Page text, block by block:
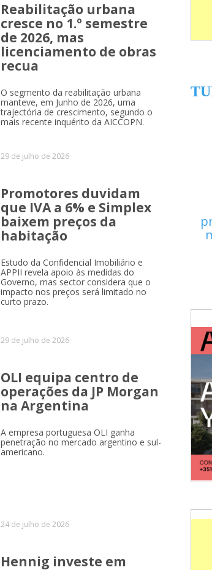
Reabilitação urbana
cresce no 1.º semestre
de 2026, mas
licenciamento de obras
recua
O segmento da reabilitação urbana
manteve, em Junho de 2026, uma
trajectória de crescimento, segundo o
mais recente inquérito da AICCOPN.
29 de julho de 2026
Promotores duvidam
que IVA a 6% e Simplex
baixem preços da
habitação
Estudo da Confidencial Imobiliário e
APPII revela apoio às medidas do
Governo, mas sector considera que o
impacto nos preços será limitado no
curto prazo.
29 de julho de 2026
OLI equipa centro de
operações da JP Morgan
na Argentina
A empresa portuguesa OLI ganha
penetração no mercado argentino e sul-
americano.
24 de julho de 2026
Hennig investe em